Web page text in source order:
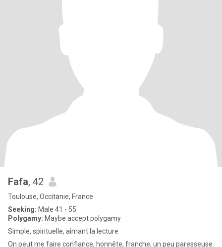
Fafa, 42
Toulouse, Occitanie, France
Seeking: Male 41 - 55
Polygamy: Maybe accept polygamy
Simple, spirituelle, aimant la lecture
On peut me faire confiance, honnête, franche, un peu paresseuse.